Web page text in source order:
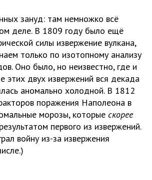
зануд: там немножко всё
деле. В 1809 году было ещё
силы извержение вулкана,
только по изотопному анализу
Оно было, но неизвестно, где и
этих двух извержений вся декада
аномально холодной. В 1812
поражения Наполеона в
морозы, которые скорее
первого из извержений.
войну из-за извержения